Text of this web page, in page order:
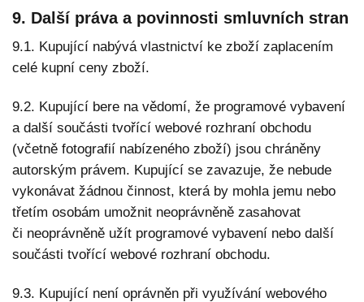
9. Další práva a povinnosti smluvních stran
9.1. Kupující nabývá vlastnictví ke zboží zaplacením
celé kupní ceny zboží.
9.2. Kupující bere na vědomí, že programové vybavení
a další součásti tvořící webové rozhraní obchodu
(včetně fotografií nabízeného zboží) jsou chráněny
autorským právem. Kupující se zavazuje, že nebude
vykonávat žádnou činnost, která by mohla jemu nebo
třetím osobám umožnit neoprávněně zasahovat
či neoprávněně užít programové vybavení nebo další
součásti tvořící webové rozhraní obchodu.
9.3. Kupující není oprávněn při využívání webového